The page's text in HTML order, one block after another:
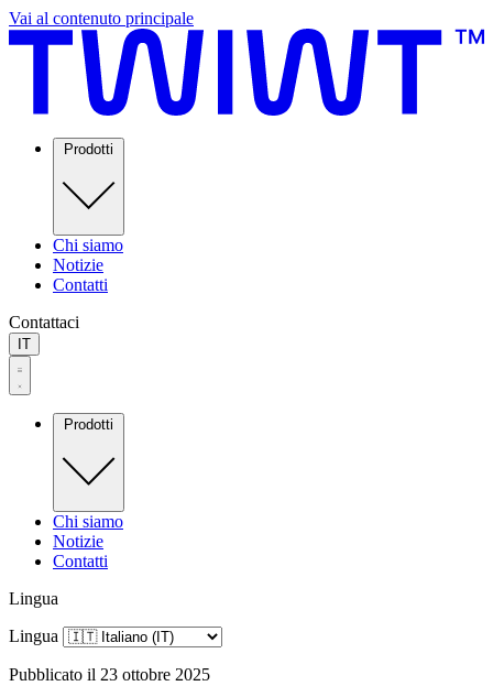
Vai al contenuto principale
Prodotti
Chi siamo
Notizie
Contatti
Contattaci
IT
Prodotti
Chi siamo
Notizie
Contatti
Lingua
Lingua
Pubblicato il 23 ottobre 2025